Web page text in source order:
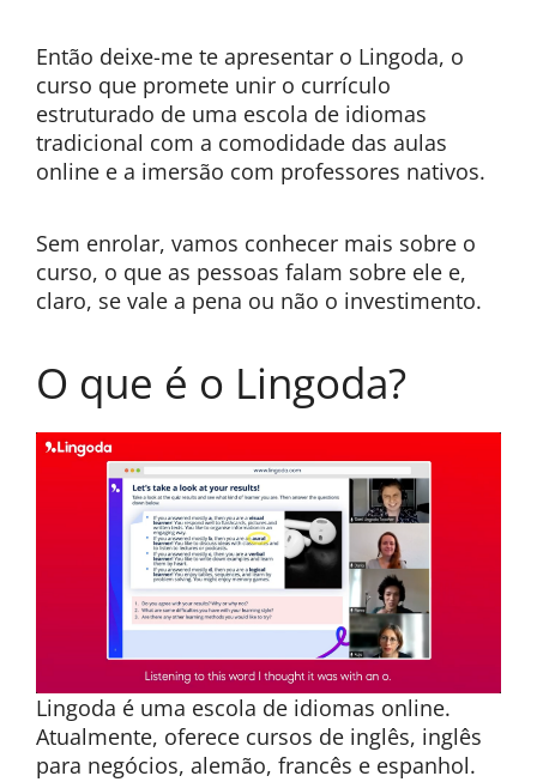
Então deixe-me te apresentar o Lingoda, o
curso que promete unir o currículo
estruturado de uma escola de idiomas
tradicional com a comodidade das aulas
online e a imersão com professores nativos.
Sem enrolar, vamos conhecer mais sobre o
curso, o que as pessoas falam sobre ele e,
claro, se vale a pena ou não o investimento.
O que é o Lingoda?
Lingoda é uma escola de idiomas online.
Atualmente, oferece cursos de inglês, inglês
para negócios, alemão, francês e espanhol.